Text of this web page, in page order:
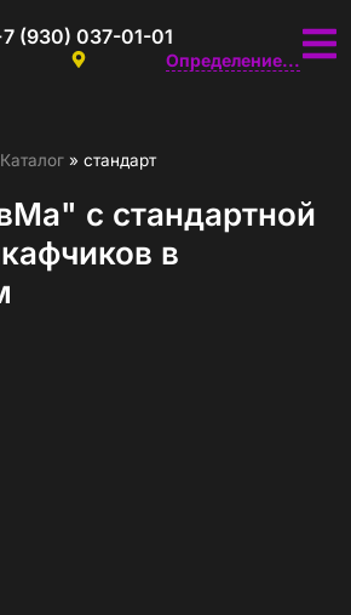
(930) 037-01-01
Определение...
Каталог » стандарт
с стандартной
в